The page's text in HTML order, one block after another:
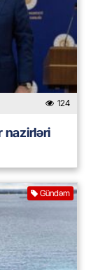
124
nazirləri
Gündəm